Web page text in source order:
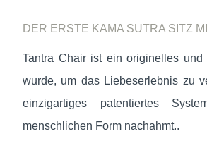
DER ERSTE KAMA SUTRA SITZ
Tantra Chair ist ein originelles und
wurde, um das Liebeserlebnis zu
einzigartiges patentiertes
menschlichen Form nachahmt..